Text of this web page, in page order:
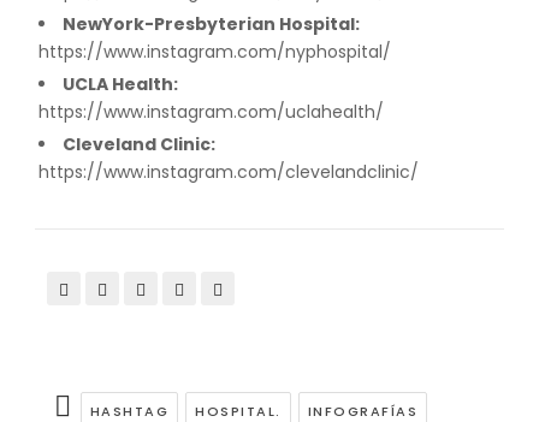
NewYork-Presbyterian Hospital:
https://www.instagram.com/nyphospital/
UCLA Health:
https://www.instagram.com/uclahealth/
Cleveland Clinic:
https://www.instagram.com/clevelandclinic/
HASHTAG HOSPITAL. INFOGRAFÍAS